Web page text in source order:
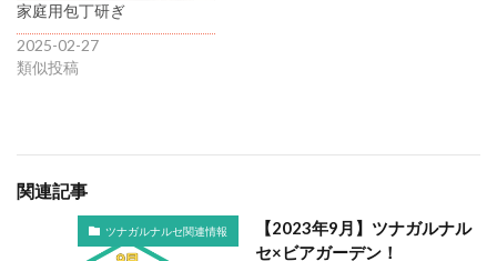
家庭用包丁研ぎ
2025-02-27
類似投稿
関連記事
ツナガルナルセ関連情報
【2023年9月】ツナガルナル
セ×ビアガーデン！